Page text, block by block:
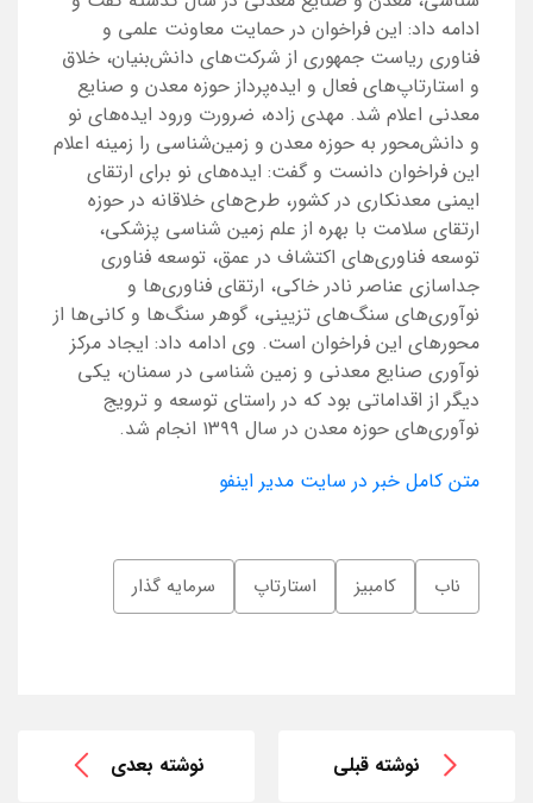
ادامه داد: این فراخوان در حمایت معاونت علمی و
فناوری ریاست جمهوری از شرکت‌های دانش‌بنیان، خلاق
و استارتاپ‌های فعال و ایده‌پرداز حوزه معدن و صنایع
معدنی اعلام شد. مهدی زاده، ضرورت ورود ایده‌های نو
و دانش‌محور به حوزه معدن و زمین‌شناسی را زمینه اعلام
این فراخوان دانست و گفت: ایده‌های نو برای ارتقای
ایمنی معدنکاری در کشور، طرح‌های خلاقانه در حوزه
ارتقای سلامت با بهره از علم زمین شناسی پزشکی،
توسعه فناوری‌های اکتشاف در عمق، توسعه فناوری
جداسازی عناصر نادر خاکی، ارتقای فناوری‌ها و
نوآوری‌های سنگ‌های تزیینی، گوهر سنگ‌ها و کانی‌ها از
محورهای این فراخوان است. وی ادامه داد: ایجاد مرکز
نوآوری صنایع معدنی و زمین شناسی در سمنان، یکی
دیگر از اقداماتی بود که در راستای توسعه و ترویج
نوآوری‌های حوزه معدن در سال ۱۳۹۹ انجام شد.
متن کامل خبر در سایت مدیر اینفو
ناب کامبیز استارتاپ سرمایه گذار
نوشته قبلی نوشته بعدی